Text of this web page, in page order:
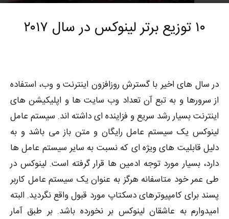
۱۰ توزیع برتر لینوکس در سال ۲۰۱۷
در سال های اخیر با گسترش روزافزون اینترنت و وب، استفاده
از سرورها و به تبع آن تعداد وب سایت ها و اپلیکیشن های
اینترنت بسیار رشد سریع و فزاینده ای داشته اند. سیستم عامل
لینوکس یک سیستم عامل رایگان و متن باز می باشد و به
دلیل قابلیت های ویژه ای که نسبت به سایر سیستم عامل ها
دارد، بسیار مورد توجه ادمین ها قرار گرفته است. لینوکس در
طی عمر خود متاسفانه هرگز به عنوان یک سیستم عامل کاربر
پسند برای کامپیوترهای دسکتاپ مورد قبول واقع نگردید. البته
امیدوارم به عاشقان لینوکس بر نخورده باشد. بر طبق آمار